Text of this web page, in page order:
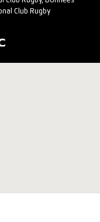
Club Rugby